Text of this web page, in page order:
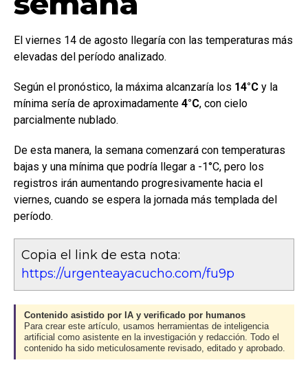
El viernes 14 de agosto llegaría con las temperaturas más
elevadas del período analizado.
Según el pronóstico, la máxima alcanzaría los 14°C y la
mínima sería de aproximadamente 4°C, con cielo
parcialmente nublado.
De esta manera, la semana comenzará con temperaturas
bajas y una mínima que podría llegar a -1°C, pero los
registros irán aumentando progresivamente hacia el
viernes, cuando se espera la jornada más templada del
período.
Copia el link de esta nota:
https://urgenteayacucho.com/fu9p
Contenido asistido por IA y verificado por humanos
Para crear este artículo, usamos herramientas de inteligencia
artificial como asistente en la investigación y redacción. Todo el
contenido ha sido meticulosamente revisado, editado y aprobado.